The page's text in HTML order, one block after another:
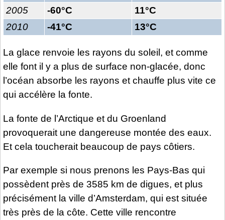
2005
-60°C
11°C
2010
-41°C 13°C
La glace renvoie les rayons du soleil, et comme
elle font il y a plus de surface non-glacée, donc
l’océan absorbe les rayons et chauffe plus vite ce
qui accélère la fonte.
La fonte de l’Arctique et du Groenland
provoquerait une dangereuse montée des eaux.
Et cela toucherait beaucoup de pays côtiers.
Par exemple si nous prenons les Pays-Bas qui
possèdent près de 3585 km de digues, et plus
précisément la ville d’Amsterdam, qui est située
très près de la côte. Cette ville rencontre